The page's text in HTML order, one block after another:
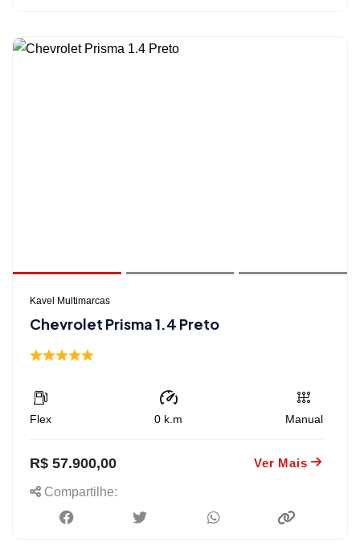
Kavel Multimarcas
Chevrolet Prisma 1.4 Preto
Flex 0 k.m Manual
R$ 57.900,00 Ver Mais
Compartilhe: